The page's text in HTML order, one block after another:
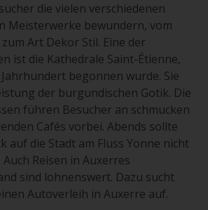
die vielen verschiedenen
Meisterwerke bewundern, vom
Art Dekor Stil. Eine der
ist die Kathedrale Saint-Étienne,
begonnen wurde. Sie
der burgundischen Gotik. Die
führen Besucher an schmucken
Cafés vorbei. Abends sollte
auf die Stadt am Fluss Yonne nicht
Reisen in Auxerres
sind lohnenswert. Dazu sucht
Autoverleih in Auxerre auf.